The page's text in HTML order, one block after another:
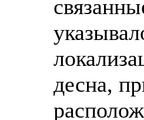
десна,